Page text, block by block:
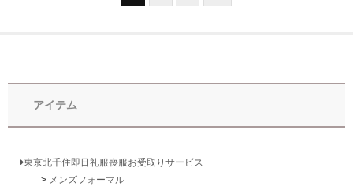
アイテム
東京北千住即日礼服喪服お受取りサービス
メンズフォーマル